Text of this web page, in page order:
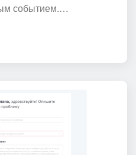
событием.…